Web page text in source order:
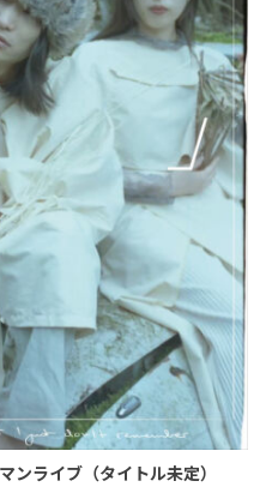
ンライブ（タイトル未定）